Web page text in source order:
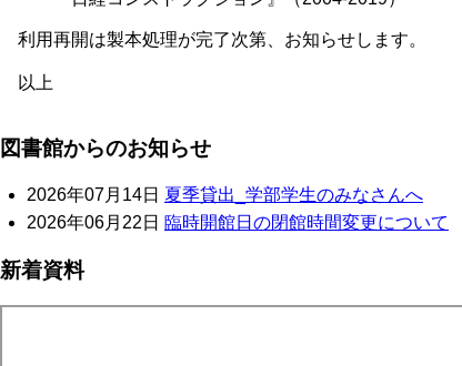
利用再開は製本処理が完了次第、お知らせします。
以上
図書館からのお知らせ
2026年07月14日 夏季貸出_学部学生のみなさんへ
2026年06月22日 臨時開館日の閉館時間変更について
新着資料